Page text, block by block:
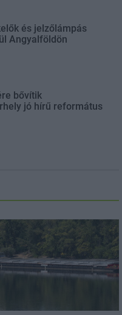
és jelzőlámpás
Angyalföldön
bővítik
jó hírű református